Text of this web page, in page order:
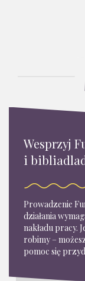
Wesprzyj
i
Prowadzenie
działania
nakładu pracy.
robimy –
pomoc się